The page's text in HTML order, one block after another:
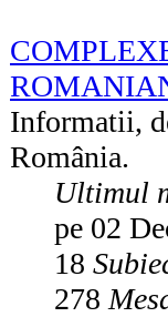
Informatii,
România.
Ultimul
pe 02
18
278